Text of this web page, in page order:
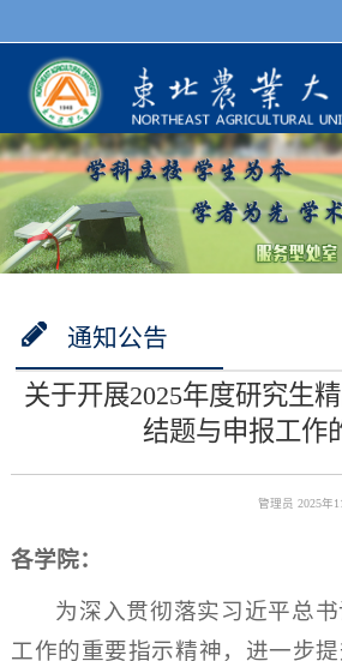
通知公告
关于开展2025年度研究生
结题与申报工作
管理员 2025年
各学院：
为深入贯彻落实习近平总
工作的重要指示精神，进一步